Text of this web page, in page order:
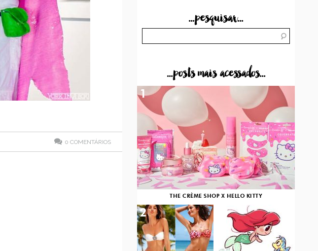
0 COMENTÁRIOS
...pesquisar...
...posts mais acessados...
THE CRÈME SHOP X HELLO KITTY
1
2 3